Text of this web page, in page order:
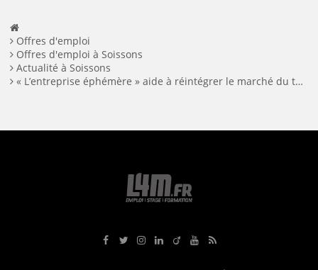
Offres d'emploi
Offres d'emploi à Soissons
Actualité à Soissons
« L’entreprise éphémère » aide à réintégrer le marché du travail (Aisne)